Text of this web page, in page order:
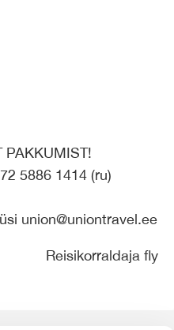
PAKKUMIST!
5886 1414 (ru)
union@uniontravel.ee
Reisikorraldaja fly